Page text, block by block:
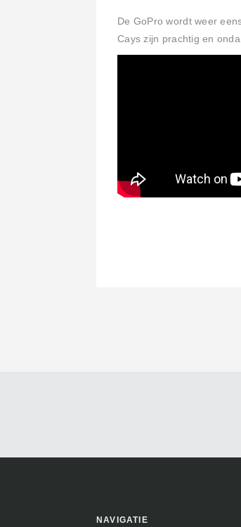
De GoPro wordt weer
Cays zijn prachtig en
NAVIGATIE